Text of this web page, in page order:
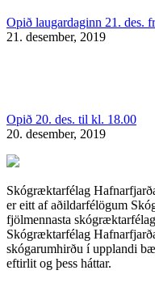
Opið laugardaginn 21. des.
21. desember, 2019
Opið 20. des. til kl. 18.00
20. desember, 2019
Skógræktarfélag
er eitt af aðildarfélögum
fjölmennasta
Skógræktarfélag
skógarumhirðu í upplandi
eftirlit og þess háttar.